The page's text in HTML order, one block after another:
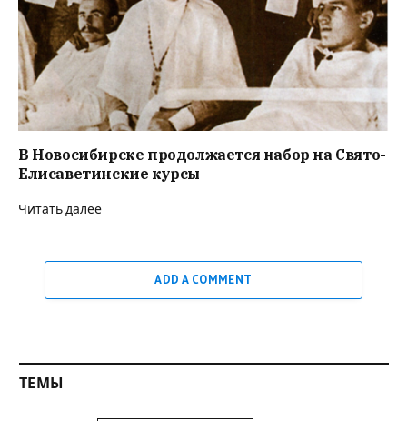
В Новосибирске продолжается набор на Свято-
Елисаветинские курсы
Читать далее
ADD A COMMENT
ТЕМЫ